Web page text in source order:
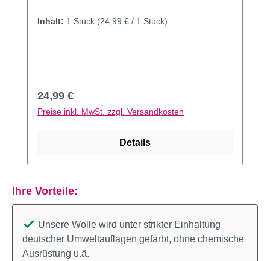
Inhalt: 1 Stück (24,99 € / 1 Stück)
Regulärer Preis:
24,99 €
Preise inkl. MwSt. zzgl. Versandkosten
Details
Ihre Vorteile:
Unsere Wolle wird unter strikter Einhaltung
deutscher Umweltauflagen gefärbt, ohne chemische
Ausrüstung u.ä.